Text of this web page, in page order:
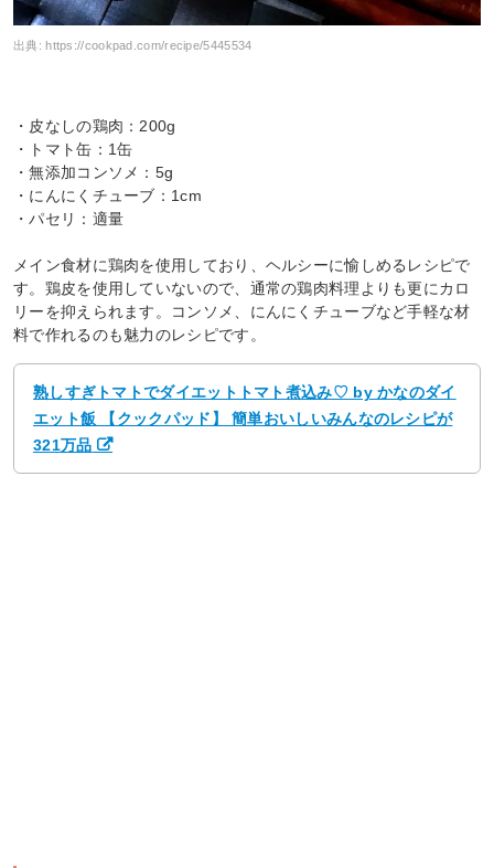
出典:https://cookpad.com/recipe/5445534
・皮なしの鶏肉：200g
・トマト缶：1缶
・無添加コンソメ：5g
・にんにくチューブ：1cm
・パセリ：適量
メイン食材に鶏肉を使用しており、ヘルシーに愉しめるレシピで
す。鶏皮を使用していないので、通常の鶏肉料理よりも更にカロ
リーを抑えられます。コンソメ、にんにくチューブなど手軽な材
料で作れるのも魅力のレシピです。
熟しすぎトマトでダイエットトマト煮込み♡ by かなのダイ
エット飯 【クックパッド】 簡単おいしいみんなのレシピが
321万品